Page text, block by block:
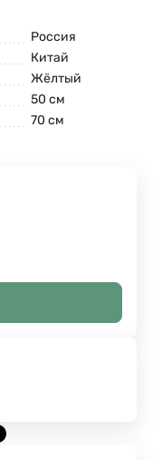
Россия
Китай
Жёлтый
50 см
70 см